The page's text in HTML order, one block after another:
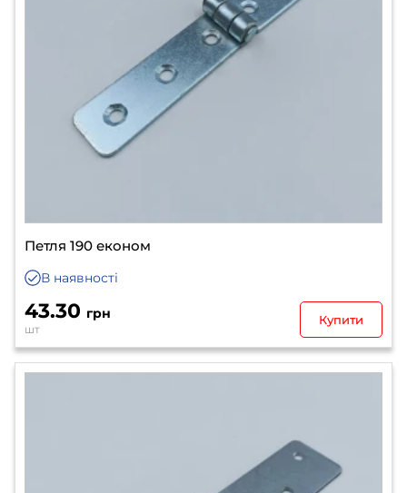
Петля 190 економ
В наявності
43.30 грн
шт
Купити